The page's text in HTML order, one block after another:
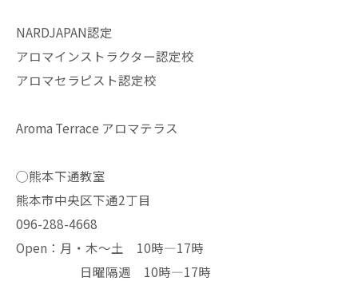
NARDJAPAN認定
アロマインストラクター認定校
アロマセラピスト認定校
Aroma Terrace アロマテラス
◯熊本下通教室
熊本市中央区下通2丁目
096-288-4668
Open：月・木〜土 10時—17時
日曜隔週 10時—17時